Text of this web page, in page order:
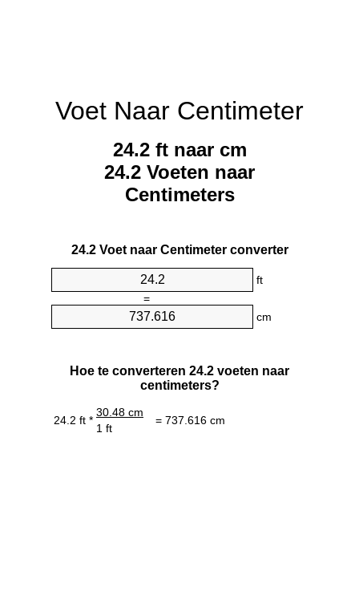
Voet Naar Centimeter
24.2 ft naar cm
24.2 Voeten naar
Centimeters
24.2 Voet naar Centimeter converter
ft
=
cm
Hoe te converteren 24.2 voeten naar
centimeters?
24.2 ft *
30.48 cm
= 737.616 cm
1 ft